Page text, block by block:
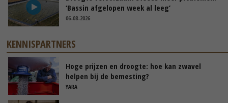
‘Bassin afgelopen week al leeg’
06-08-2026
KENNISPARTNERS
Hoge prijzen en droogte: hoe kan zwavel
helpen bij de bemesting?
YARA